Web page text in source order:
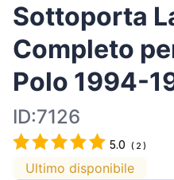
Sottoporta
Completo
Polo 1994-
ID:7126
5.0 ( 2 )
Ultimo disponibile